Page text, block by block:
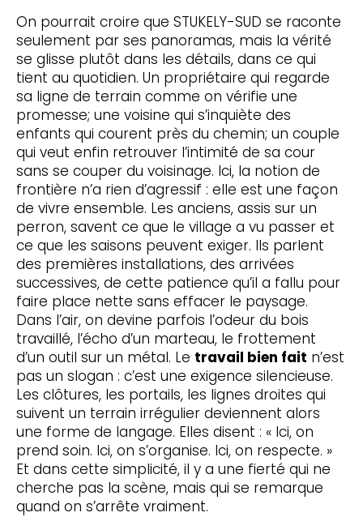
On pourrait croire que STUKELY-SUD se raconte
seulement par ses panoramas, mais la vérité
se glisse plutôt dans les détails, dans ce qui
tient au quotidien. Un propriétaire qui regarde
sa ligne de terrain comme on vérifie une
promesse; une voisine qui s’inquiète des
enfants qui courent près du chemin; un couple
qui veut enfin retrouver l’intimité de sa cour
sans se couper du voisinage. Ici, la notion de
frontière n’a rien d’agressif : elle est une façon
de vivre ensemble. Les anciens, assis sur un
perron, savent ce que le village a vu passer et
ce que les saisons peuvent exiger. Ils parlent
des premières installations, des arrivées
successives, de cette patience qu’il a fallu pour
faire place nette sans effacer le paysage.
Dans l’air, on devine parfois l’odeur du bois
travaillé, l’écho d’un marteau, le frottement
d’un outil sur un métal. Le travail bien fait n’est
pas un slogan : c’est une exigence silencieuse.
Les clôtures, les portails, les lignes droites qui
suivent un terrain irrégulier deviennent alors
une forme de langage. Elles disent : « Ici, on
prend soin. Ici, on s’organise. Ici, on respecte. »
Et dans cette simplicité, il y a une fierté qui ne
cherche pas la scène, mais qui se remarque
quand on s’arrête vraiment.